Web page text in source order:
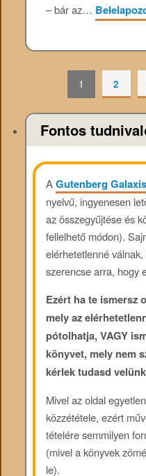
– bár az…
1 2
Fontos
AGutenberg Galaxis
nyelvű, ingyenesen
az összegyűjtése és
fellelhető módon).
elérhetetlenné
szerencse arra, hogy
Ezért ha te ismersz
mely az
pótolhatja, VAGY
könyvet, mely nem
kérlek tudasd
Mivel az oldal
közzététele, ezért
tételére semmilyen
(mivel a könyvek
le).